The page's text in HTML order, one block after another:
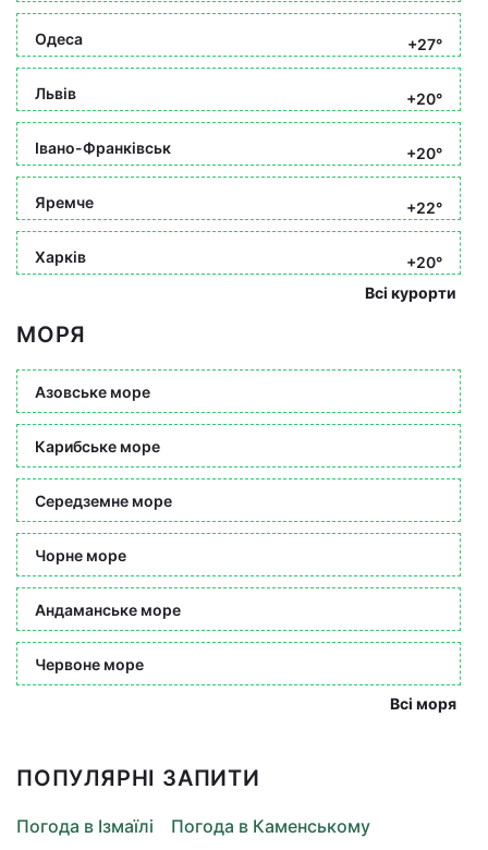
Одеса +27°
Львів +20°
Івано-Франківськ +20°
Яремче +22°
Харків
+20°
Всі курорти
МОРЯ
Азовське море
Карибське море
Середземне море
Чорне море
Андаманське море
Червоне море
Всі моря
ПОПУЛЯРНІ ЗАПИТИ
Погода в Ізмаїлі
Погода в Каменському